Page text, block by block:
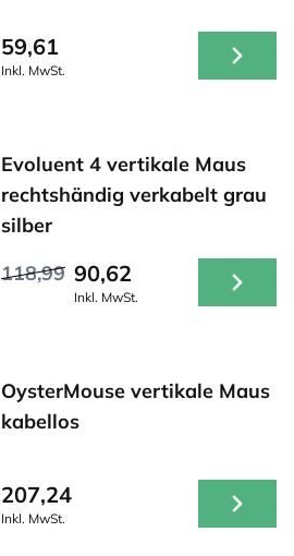
59,61
Inkl. MwSt.
Evoluent 4 vertikale Maus
rechtshändig verkabelt grau
silber
118,99 90,62
Inkl. MwSt.
OysterMouse vertikale Maus
kabellos
207,24
Inkl. MwSt.